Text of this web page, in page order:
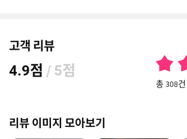
고객 리뷰
4.9점 / 5점
총 308
리뷰 이미지 모아보기